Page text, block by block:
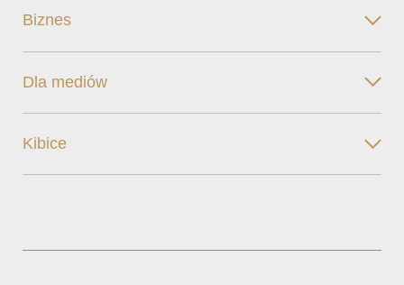
Biznes
Dla mediów
Kibice